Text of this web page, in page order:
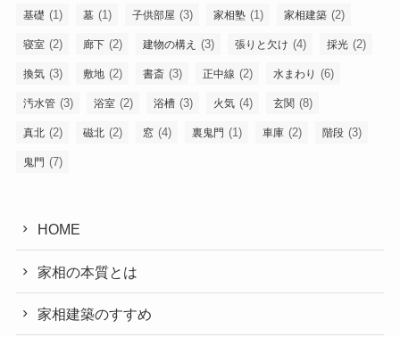
基礎 (1) 墓 (1) 子供部屋 (3) 家相塾 (1) 家相建築 (2)
寝室 (2) 廊下 (2) 建物の構え (3) 張りと欠け (4) 採光 (2)
換気 (3) 敷地 (2) 書斎 (3) 正中線 (2) 水まわり (6)
汚水管 (3) 浴室 (2) 浴槽 (3) 火気 (4) 玄関 (8)
真北 (2) 磁北 (2) 窓 (4) 裏鬼門 (1) 車庫 (2) 階段 (3)
鬼門 (7)
HOME
家相の本質とは
家相建築のすすめ